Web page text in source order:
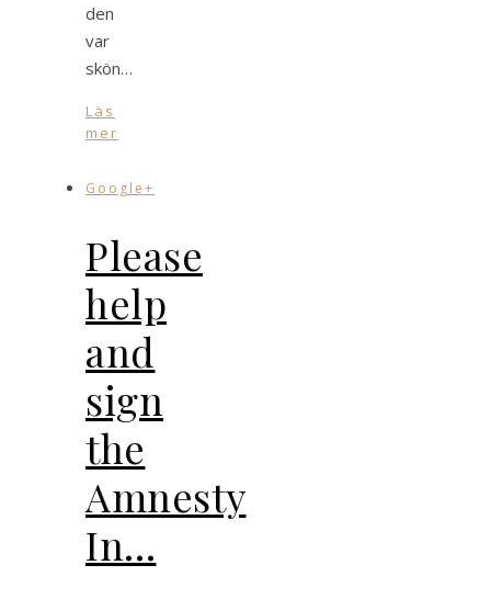
den
var
skön…
Läs
mer
Google+
Please
help
and
sign
the
Amnesty
In…